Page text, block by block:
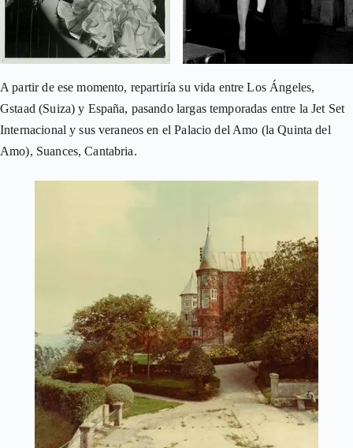
A partir de ese momento, repartiría su vida entre Los Ángeles,
Gstaad (Suiza) y España, pasando largas temporadas entre la Jet Set
Internacional y sus veraneos en el Palacio del Amo (la Quinta del
Amo), Suances, Cantabria.